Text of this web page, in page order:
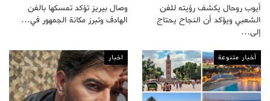
أيوب روحال يكشف رؤيته للفن
الشعبي ويؤكد أن النجاح يحتاج
إلى…
وصال بيريز تؤكد تمسكها بالفن
الهادف وتبرز مكانة الجمهور في…
أخبار متنوعة اخبار